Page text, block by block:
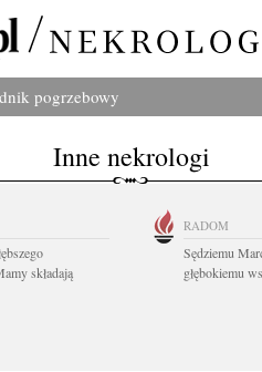
pogrzebowy
Inne nekrologi
składają
RADOM
Sędziemu
głębokiemu